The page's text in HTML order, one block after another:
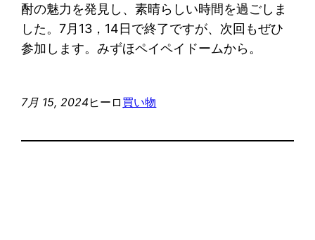
酎の魅力を発見し、素晴らしい時間を過ごしま
した。7月13，14日で終了ですが、次回もぜひ
参加します。みずほペイペイドームから。
7月 15, 2024ヒーロ 買い物